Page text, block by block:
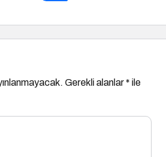
Gerekli alanlar* ile